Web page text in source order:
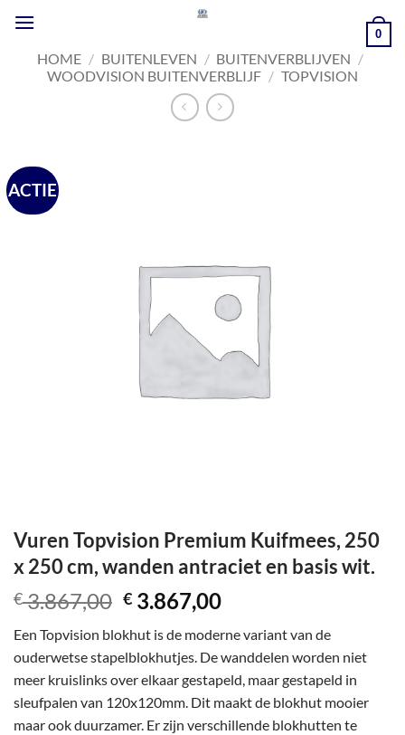
naar
inhoud
0
HOME / BUITENLEVEN / BUITENVERBLIJVEN /
WOODVISION BUITENVERBLIJF / TOPVISION
ACTIE
Vuren Topvision Premium Kuifmees, 250
x 250 cm, wanden antraciet en basis wit.
€3.867,00 Oorspronkelijke
was:
€ 3.867,00.
€ 3.867,00Huidige
is:
€ 3.867,00.
Een Topvision blokhut is de moderne variant van de
ouderwetse stapelblokhutjes. De wanddelen worden niet
meer kruislinks over elkaar gestapeld, maar gestapeld in
sleufpalen van 120x120mm. Dit maakt de blokhut mooier
maar ook duurzamer. Er zijn verschillende blokhutten te